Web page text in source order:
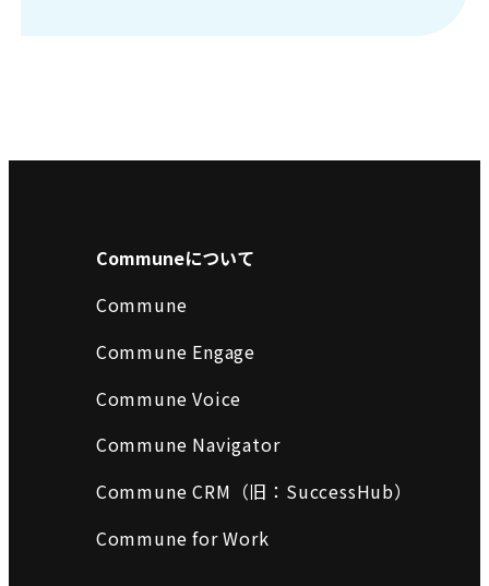
Communeについて
Commune
Commune Engage
Commune Voice
Commune Navigator
Commune CRM（旧：SuccessHub）
Commune for Work